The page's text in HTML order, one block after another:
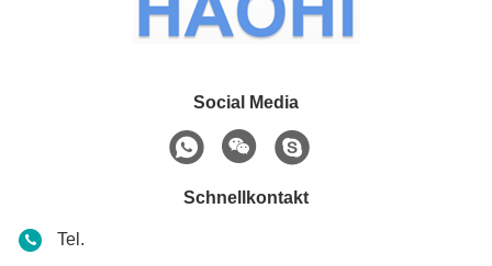
Social Media
Schnellkontakt
Tel.